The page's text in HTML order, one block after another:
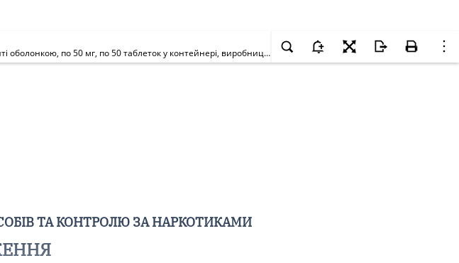
Щодо заборони реалізації, зберігання та застосування всіх серій лікарського засобу 5-НОК®, таблетки, вкриті оболонкою, по 50 мг, по 50 таблеток у контейнері, виробництва Лек фармацевтична компанія д.д., Словенія
ТА КОНТРОЛЮ ЗА НАРКОТИКАМИ